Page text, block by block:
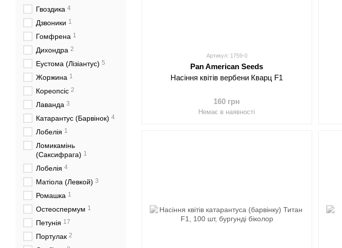
Артикул: 1759-0
Pan American Seeds
Насіння квітів вербени Кварц F1
160 грн
Немає в наявності
Гвоздика 4
Дзвоники 1
Гомфрена 1
Дихондра 2
Еустома (Лізіантус) 5
Жоржина 1
Кореопсіс 2
Лаванда 3
Катарантус (Барвінок) 4
Лобелія 1
Ломикамінь
(Саксифрага) 1
Лобелія 4
Матіола (Левкой) 3
Ромашка 1
Остеоспермум 1
Петунія 17
Портулак 2